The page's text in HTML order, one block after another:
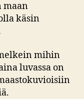
maan
käsin
mihin
luvassa on